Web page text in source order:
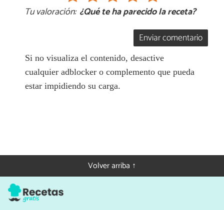
Tu valoración: ¿Qué te ha parecido la receta?
Enviar comentario
Si no visualiza el contenido, desactive
cualquier adblocker o complemento que pueda
estar impidiendo su carga.
Volver arriba ↑